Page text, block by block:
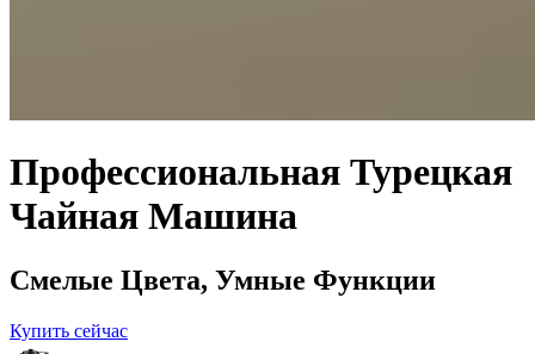
Профессиональная Турецкая
Чайная Машина
Смелые Цвета, Умные Функции
Купить сейчас